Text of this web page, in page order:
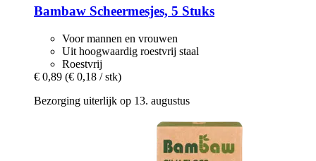
Bambaw Scheermesjes, 5 Stuks
Voor mannen en vrouwen
Uit hoogwaardig roestvrij staal
Roestvrij
€ 0,89 (€ 0,18 / stk)
Bezorging uiterlijk op 13. augustus